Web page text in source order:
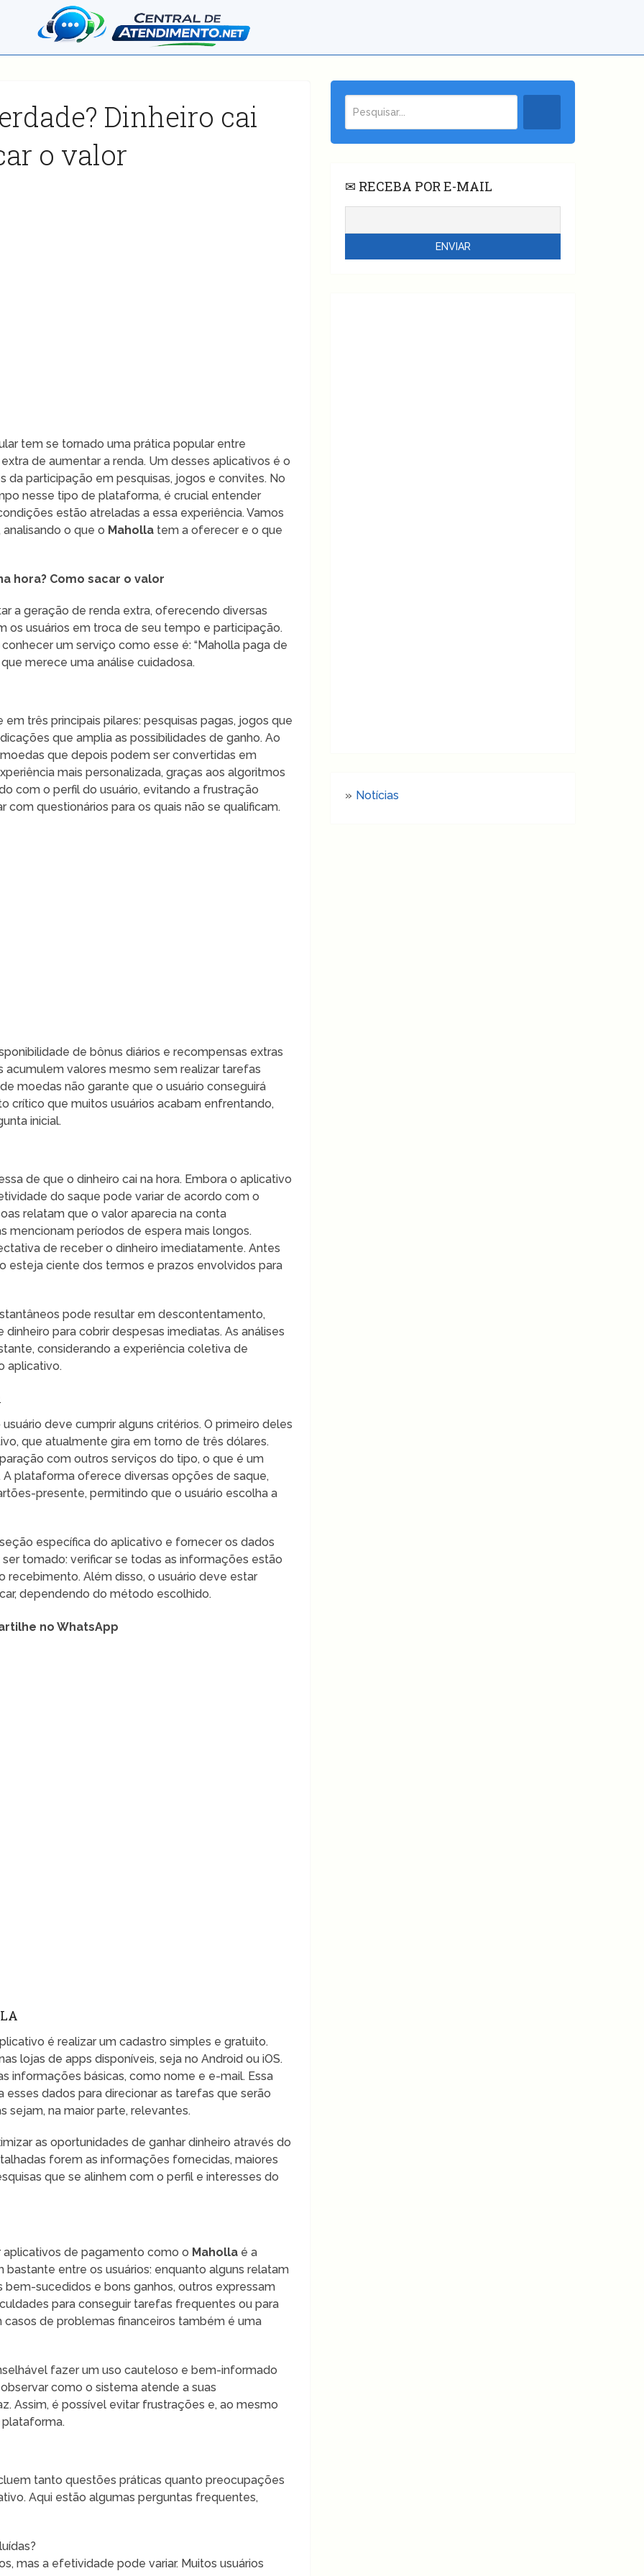
Dinheiro cai
o valor
tem se tornado uma prática popular entre
de aumentar a renda. Um desses aplicativos é o
da participação em pesquisas, jogos e convites. No
nesse tipo de plataforma, é crucial entender
estão atreladas a essa experiência. Vamos
o que o Maholla tem a oferecer e o que
hora? Como sacar o valor
a geração de renda extra, oferecendo diversas
usuários em troca de seu tempo e participação.
um serviço como esse é: “Maholla paga de
merece uma análise cuidadosa.
em três principais pilares: pesquisas pagas, jogos que
que amplia as possibilidades de ganho. Ao
que depois podem ser convertidas em
mais personalizada, graças aos algoritmos
com o perfil do usuário, evitando a frustração
questionários para os quais não se qualificam.
de bônus diários e recompensas extras
acumulem valores mesmo sem realizar tarefas
moedas não garante que o usuário conseguirá
crítico que muitos usuários acabam enfrentando,
inicial.
de que o dinheiro cai na hora. Embora o aplicativo
do saque pode variar de acordo com o
relatam que o valor aparecia na conta
mencionam períodos de espera mais longos.
de receber o dinheiro imediatamente. Antes
esteja ciente dos termos e prazos envolvidos para
pode resultar em descontentamento,
para cobrir despesas imediatas. As análises
considerando a experiência coletiva de
aplicativo.
usuário deve cumprir alguns critérios. O primeiro deles
que atualmente gira em torno de três dólares.
com outros serviços do tipo, o que é um
plataforma oferece diversas opções de saque,
presente, permitindo que o usuário escolha a
específica do aplicativo e fornecer os dados
tomado: verificar se todas as informações estão
recebimento. Além disso, o usuário deve estar
dependendo do método escolhido.
no WhatsApp
é realizar um cadastro simples e gratuito.
lojas de apps disponíveis, seja no Android ou iOS.
informações básicas, como nome e e-mail. Essa
dados para direcionar as tarefas que serão
sejam, na maior parte, relevantes.
as oportunidades de ganhar dinheiro através do
forem as informações fornecidas, maiores
que se alinhem com o perfil e interesses do
aplicativos de pagamento como o Maholla é a
entre os usuários: enquanto alguns relatam
sucedidos e bons ganhos, outros expressam
para conseguir tarefas frequentes ou para
de problemas financeiros também é uma
fazer um uso cauteloso e bem-informado
como o sistema atende a suas
Assim, é possível evitar frustrações e, ao mesmo
plataforma.
tanto questões práticas quanto preocupações
Aqui estão algumas perguntas frequentes,
mas a efetividade pode variar. Muitos usuários
✉ RECEBA POR E-MAIL
Notícias